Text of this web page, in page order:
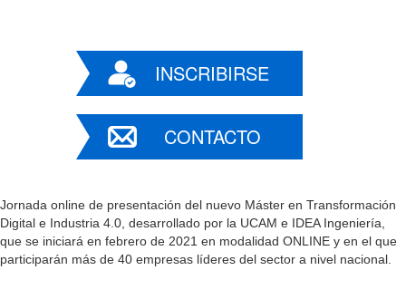
INSCRIBIRSE
CONTACTO
Jornada online de presentación del nuevo Máster en Transformación
Digital e Industria 4.0, desarrollado por la UCAM e IDEA Ingeniería,
que se iniciará en febrero de 2021 en modalidad ONLINE y en el que
participarán más de 40 empresas líderes del sector a nivel nacional.